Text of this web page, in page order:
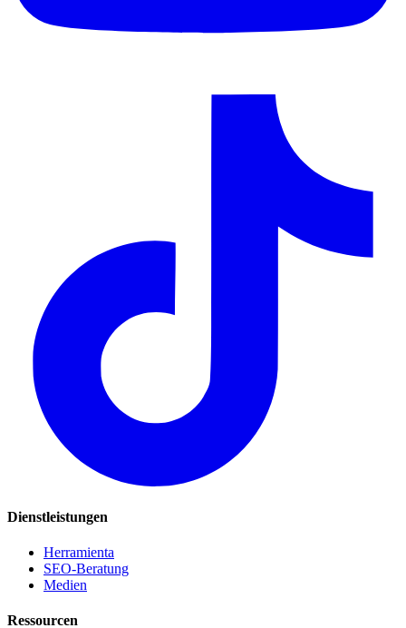
Dienstleistungen
Herramienta
SEO-Beratung
Medien
Ressourcen